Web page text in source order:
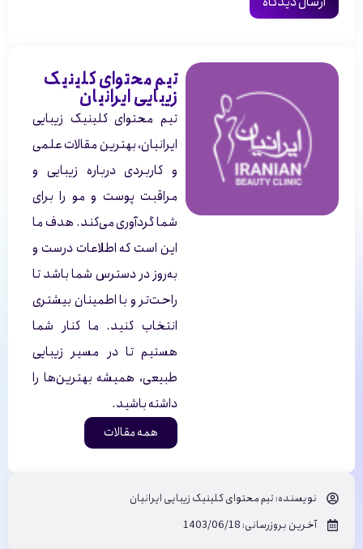
تیم محتوای کلینیک
زیبایی ایرانیان
تیم محتوای کلینیک زیبایی
ایرانیان، بهترین مقالات علمی
و کاربردی درباره زیبایی و
مراقبت پوست و مو را برای
شما گردآوری می‌کند. هدف ما
این است که اطلاعات درست و
به‌روز در دسترس شما باشد تا
راحت‌تر و با اطمینان بیشتری
انتخاب کنید. ما کنار شما
هستیم تا در مسیر زیبایی
طبیعی، همیشه بهترین‌ها را
داشته باشید.
همه مقالات
نویسنده:تیم محتوای کلینیک زیبایی ایرانیان
آخرین بروزرسانی: 1403/06/18